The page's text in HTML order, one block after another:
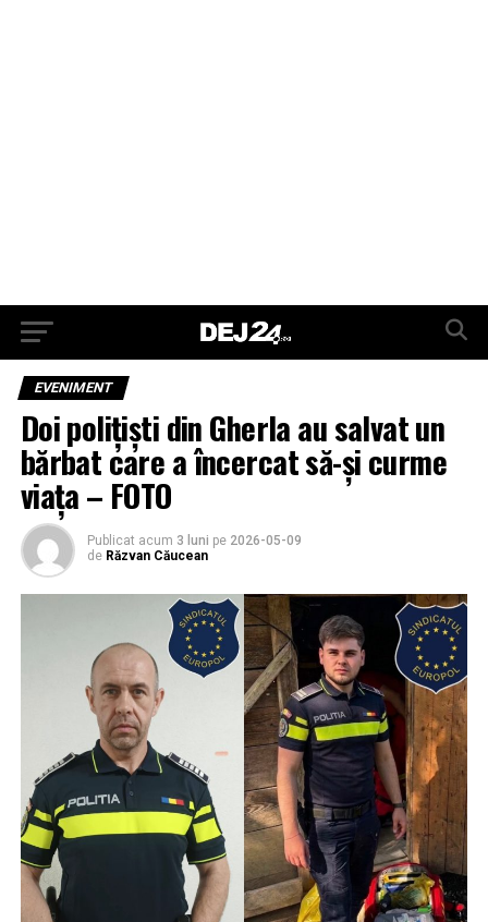
EVENIMENT
Doi polițiști din Gherla au salvat un
bărbat care a încercat să-și curme
viața – FOTO
Publicat acum 3 luni pe 2026-05-09
de Răzvan Căucean